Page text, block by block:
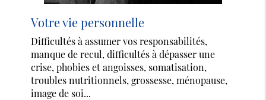
Votre vie personnelle
Difficultés à assumer vos responsabilités,
manque de recul, difficultés à dépasser une
crise, phobies et angoisses, somatisation,
troubles nutritionnels, grossesse, ménopause,
image de soi...